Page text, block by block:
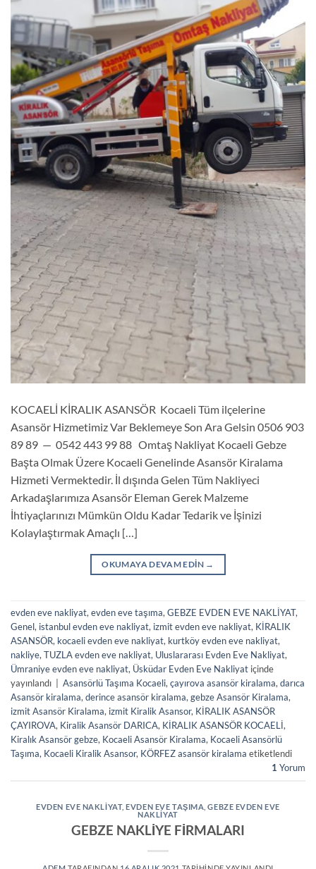
KOCAELİ KİRALIK ASANSÖR Kocaeli Tüm ilçelerine
Asansör Hizmetimiz Var Beklemeye Son Ara Gelsin 0506 903
89 89 — 0542 443 99 88 Omtaş Nakliyat Kocaeli Gebze
Başta Olmak Üzere Kocaeli Genelinde Asansör Kiralama
Hizmeti Vermektedir. İl dışında Gelen Tüm Nakliyeci
Arkadaşlarımıza Asansör Eleman Gerek Malzeme
İhtiyaçlarınızı Mümkün Oldu Kadar Tedarik ve İşinizi
Kolaylaştırmak Amaçlı […]
OKUMAYA DEVAM EDIN →
evden eve nakliyat, evden eve taşıma, GEBZE EVDEN EVE NAKLİYAT,
Genel, istanbul evden eve nakliyat, izmit evden eve nakliyat, KİRALIK
ASANSÖR, kocaeli evden eve nakliyat, kurtköy evden eve nakliyat,
nakliye, TUZLA evden eve nakliyat, Uluslararası Evden Eve Nakliyat,
Ümraniye evden eve nakliyat, Üsküdar Evden Eve Nakliyat içinde
yayınlandı
Asansörlü Taşıma Kocaeli, çayırova asansör kiralama, darıca
Asansör kiralama, derince asansör kiralama, gebze Asansör Kiralama,
izmit Asansör Kiralama, izmit Kiralik Asansor, KİRALIK ASANSÖR
ÇAYIROVA, Kiralik Asansör DARICA, KİRALIK ASANSÖR KOCAELİ,
Kiralık Asansör gebze, Kocaeli Asansör Kiralama, Kocaeli Asansörlü
Taşıma, Kocaeli Kiralik Asansor, KÖRFEZ asansör kiralama etiketlendi
1 Yorum
EVDEN EVE NAKLIYAT,EVDEN EVE TAŞIMA ,GEBZE EVDEN EVE
NAKLİYAT
GEBZE NAKLİYE FİRMALARI